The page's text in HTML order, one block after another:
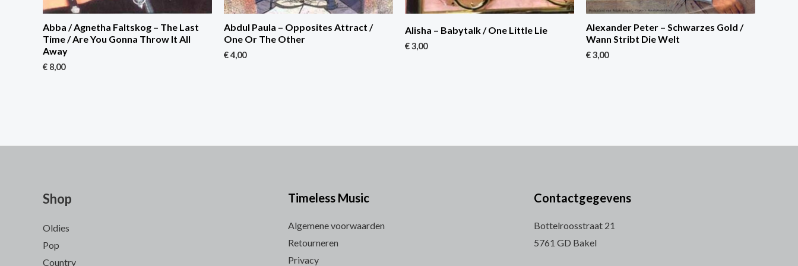
Abba / Agnetha Faltskog – The Last
Time / Are You Gonna Throw It All
Away
€ 8,00
Abdul Paula – Opposites Attract /
One Or The Other
€4,00
Alisha – Babytalk / One Little Lie
€3,00
Alexander Peter – Schwarzes Gold /
Wann Stribt Die Welt
€3,00
Shop
Oldies
Pop
Country
Timeless Music
Algemene voorwaarden
Retourneren
Privacy
Contactgegevens
Bottelroosstraat 21
5761 GD Bakel